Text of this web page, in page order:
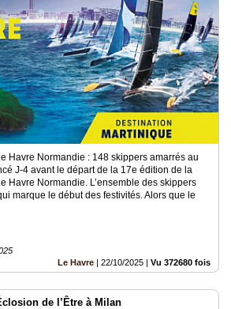
Havre Normandie : 148 skippers amarrés au
J-4 avant le départ de la 17e édition de la
Havre Normandie. L’ensemble des skippers
marque le début des festivités. Alors que le
Le Havre | 22/10/2025 | Vu 372680 fois
de l’Être à Milan